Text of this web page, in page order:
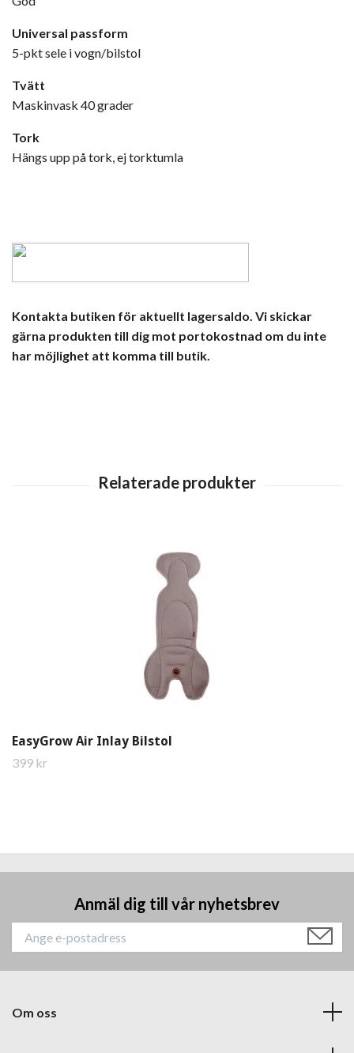
Universal passform
5-pkt sele i vogn/bilstol
Tvätt
Maskinvask 40 grader
Tork
Hängs upp på tork, ej torktumla
Kontakta butiken för aktuellt lagersaldo. Vi skickar
gärna produkten till dig mot portokostnad om du inte
har möjlighet att komma till butik.
EasyGrow Air Inlay Bilstol
399 kr
Anmäl dig till vår nyhetsbrev
Om oss